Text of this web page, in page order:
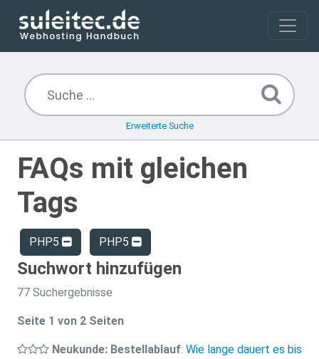
Erweiterte Suche
FAQs mit gleichen
Tags
PHP5 PHP5
Suchwort hinzufügen
77 Suchergebnisse
Seite 1 von 2 Seiten
Neukunde: Bestellablauf: Wie lange dauert es bis